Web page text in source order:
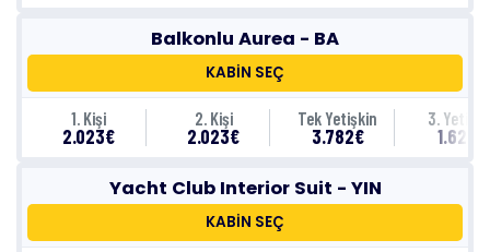
Balkonlu Aurea - BA
KABİN SEÇ
1. Kişi
2.023€
2. Kişi
2.023€
Tek Yetişkin
3.782€
3.
1.623€
Yacht Club Interior Suit - YIN
KABİN SEÇ